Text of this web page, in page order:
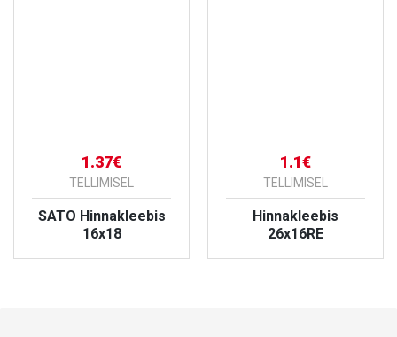
1.37€
TELLIMISEL
SATO Hinnakleebis
16x18
1.1€
TELLIMISEL
Hinnakleebis
26x16RE